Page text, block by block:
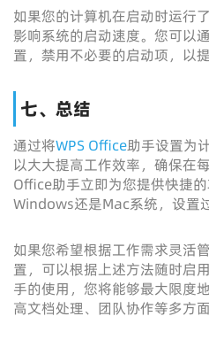
如果您的计算机在启动时运行
影响系统的启动速度。您可以
置，禁用不必要的启动项，以
七、总结
通过将WPS Office助手设置为
以大大提高工作效率，确保在
Office助手立即为您提供快捷
Windows还是Mac系统，设置
如果您希望根据工作需求灵活
置，可以根据上述方法随时启
手的使用，您将能够最大限度
高文档处理、团队协作等多方面